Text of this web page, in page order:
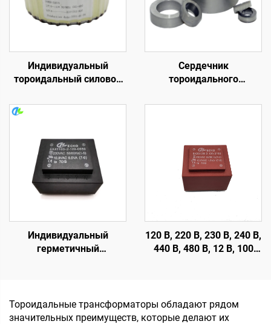
Индивидуальный
тороидальный силовой
58 В, 58 В,
аудиовыход,
тороидальный
трансформатор
Сердечник
тороидального
листовой
питания
Индивидуальный
герметичный
трансформатор с 110 В
на 12 В для усилителя
120 В, 220 В, 230 В, 240 В,
440 В, 480 В, 12 В, 100
печатной платой
Тороидальные трансформаторы обладают рядом
значительных преимуществ, которые делают их